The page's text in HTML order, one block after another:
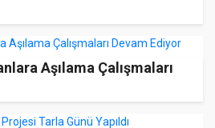
Aşılama Çalışmaları